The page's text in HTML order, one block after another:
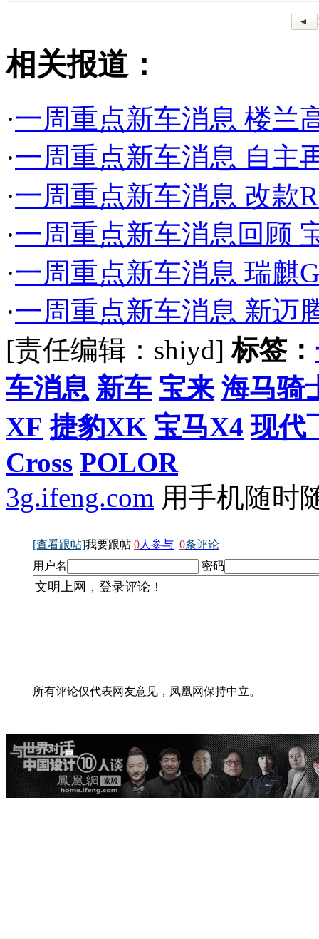
相关报道：
·一周重点新车消息 楼兰
·一周重点新车消息 自主
·一周重点新车消息 改款
·一周重点新车消息回顾
·一周重点新车消息 瑞麒
·一周重点新车消息 新迈
[责任编辑：shiyd]标签：
车消息 新车 宝来 海马骑
XF 捷豹XK 宝马X4 现代
Cross POLOR
3g.ifeng.com 用手机随时
[查看跟帖]我要跟帖 0人参与 0条评论
用户名
密码
所有评论仅代表网友意见，凤凰网保持中立。